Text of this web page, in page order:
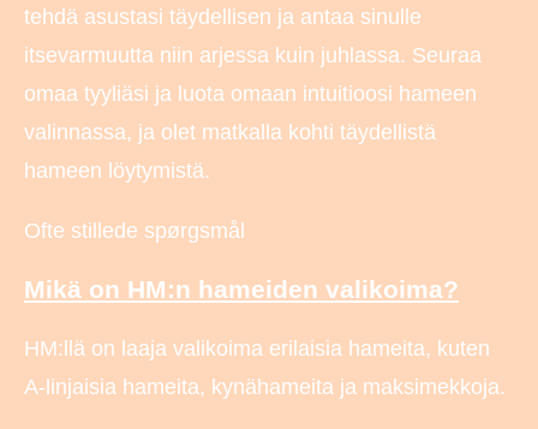
tehdä asustasi täydellisen ja antaa sinulle
itsevarmuutta niin arjessa kuin juhlassa. Seuraa
omaa tyyliäsi ja luota omaan intuitioosi hameen
valinnassa, ja olet matkalla kohti täydellistä
hameen löytymistä.
Ofte stillede spørgsmål
Mikä on HM:n hameiden valikoima?
HM:llä on laaja valikoima erilaisia hameita, kuten
A-linjaisia hameita, kynähameita ja maksimekkoja.